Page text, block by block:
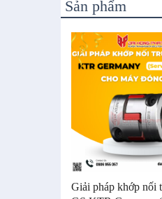
Sản phẩm
Giải pháp khớp nối